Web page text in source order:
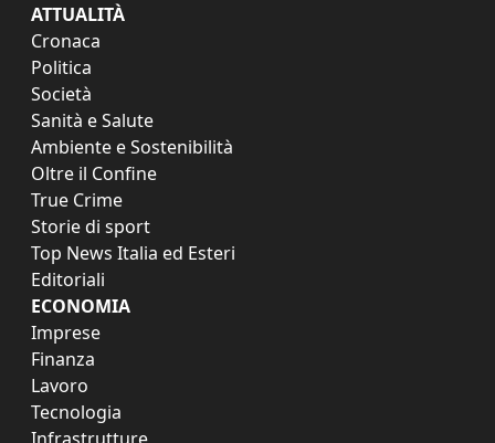
ATTUALITÀ
Cronaca
Politica
Società
Sanità e Salute
Ambiente e Sostenibilità
Oltre il Confine
True Crime
Storie di sport
Top News Italia ed Esteri
Editoriali
ECONOMIA
Imprese
Finanza
Lavoro
Tecnologia